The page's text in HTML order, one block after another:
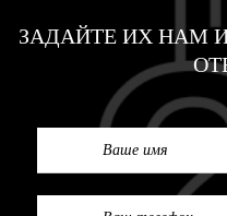
ЗАДАЙТЕ ИХ НАМ